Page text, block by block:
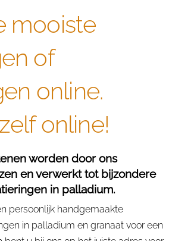
mooiste
of
online.
online!
worden door ons
en verwerkt tot bijzondere
in palladium.
persoonlijk handgemaakte
in palladium en granaat voor een